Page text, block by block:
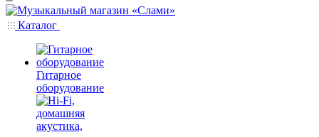
Каталог
Гитарное
оборудование